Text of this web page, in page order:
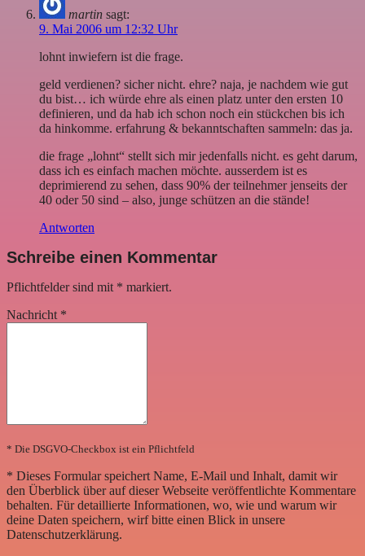
martin sagt:
9. Mai 2006 um 12:32 Uhr
lohnt inwiefern ist die frage.
geld verdienen? sicher nicht. ehre? naja, je nachdem wie gut
du bist… ich würde ehre als einen platz unter den ersten 10
definieren, und da hab ich schon noch ein stückchen bis ich
da hinkomme. erfahrung & bekanntschaften sammeln: das ja.
die frage „lohnt“ stellt sich mir jedenfalls nicht. es geht darum,
dass ich es einfach machen möchte. ausserdem ist es
deprimierend zu sehen, dass 90% der teilnehmer jenseits der
40 oder 50 sind – also, junge schützen an die stände!
Antworten
Schreibe einen Kommentar
Pflichtfelder sind mit * markiert.
Nachricht *
* Die DSGVO-Checkbox ist ein Pflichtfeld
* Dieses Formular speichert Name, E-Mail und Inhalt, damit wir
den Überblick über auf dieser Webseite veröffentlichte Kommentare
behalten. Für detaillierte Informationen, wo, wie und warum wir
deine Daten speichern, wirf bitte einen Blick in unsere
Datenschutzerklärung.